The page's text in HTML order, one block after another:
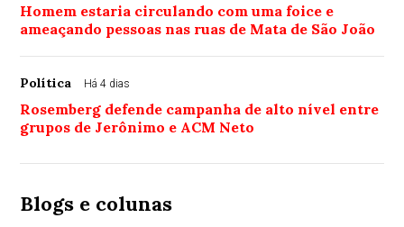
Homem estaria circulando com uma foice e
ameaçando pessoas nas ruas de Mata de São João
Política Há 4 dias
Rosemberg defende campanha de alto nível entre
grupos de Jerônimo e ACM Neto
Blogs e colunas